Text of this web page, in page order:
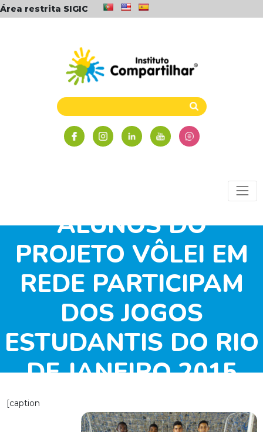
Área restrita SIGIC
ALUNOS DO
PROJETO VÔLEI EM
REDE PARTICIPAM
DOS JOGOS
ESTUDANTIS DO RIO
DE JANEIRO 2015
[caption